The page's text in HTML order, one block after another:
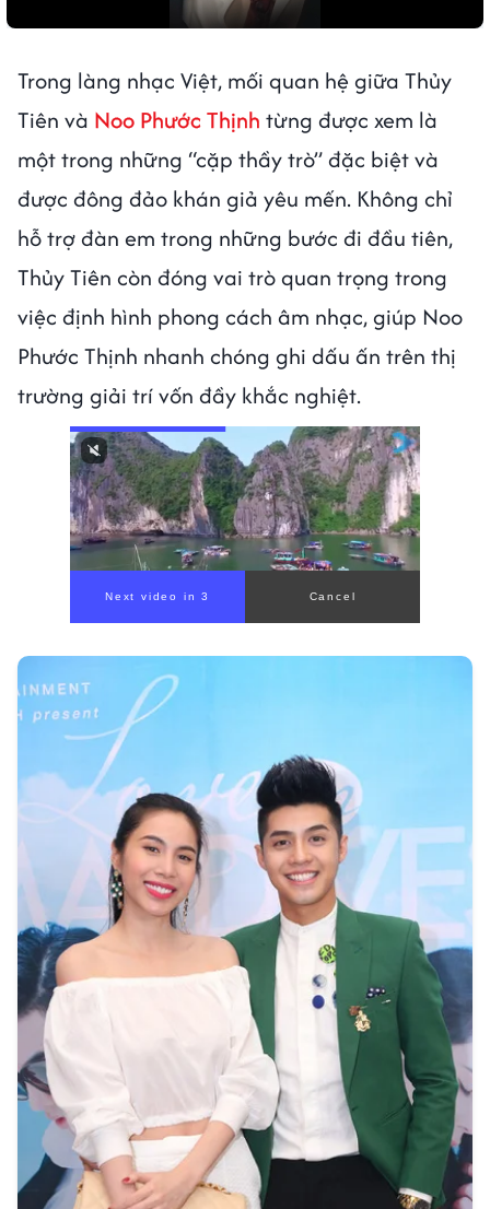
Trong làng nhạc Việt, mối quan hệ giữa Thủy
Tiên và Noo Phước Thịnh từng được xem là
một trong những “cặp thầy trò” đặc biệt và
được đông đảo khán giả yêu mến. Không chỉ
hỗ trợ đàn em trong những bước đi đầu tiên,
Thủy Tiên còn đóng vai trò quan trọng trong
việc định hình phong cách âm nhạc, giúp Noo
Phước Thịnh nhanh chóng ghi dấu ấn trên thị
trường giải trí vốn đầy khắc nghiệt.
Next video in 1 Cancel